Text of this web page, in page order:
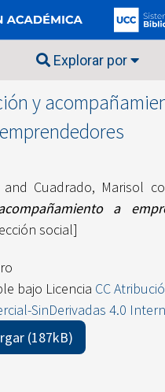
Explorar por
y
emprendedores
and Cuadrado, Marisol
a
social]
bajo Licencia CC
SinDerivadas 4.0
(187kB)